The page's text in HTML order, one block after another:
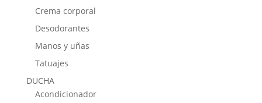
Crema corporal
Desodorantes
Manos y uñas
Tatuajes
DUCHA
Acondicionador